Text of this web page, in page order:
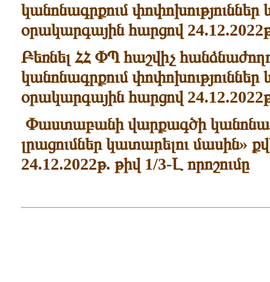
կանոնագրքում փոփոխություններ
օրակարգային հարցով
Բեռնել ՀՀ ՓՊ հաշվիչ
կանոնագրքում փոփոխություններ
օրակարգային հարցով
Փաստաբանի վարքագծի
լրացումներ կատարելու մասին»
24.12.2022թ. թիվ 1/3-Լ որոշումը